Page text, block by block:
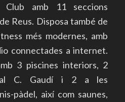
Club amb 11 seccions
Reus. Disposa també de
més modernes, amb
connectades a internet.
3 piscines interiors, 2
al C. Gaudí i 2 a les
pàdel, així com saunes,